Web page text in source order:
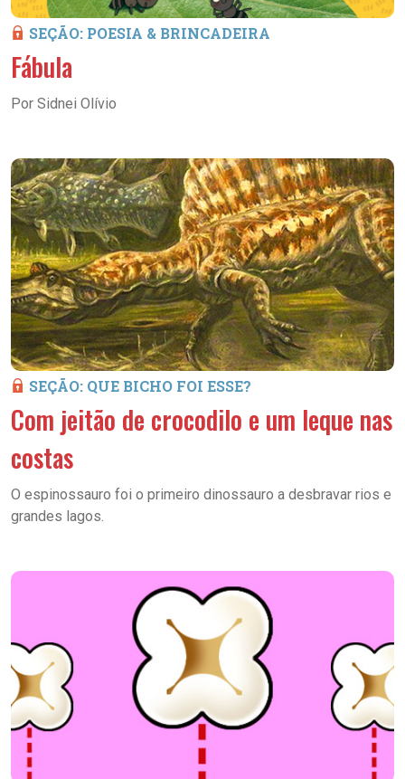
SEÇÃO: POESIA & BRINCADEIRA
Fábula
Por Sidnei Olívio
SEÇÃO: QUE BICHO FOI ESSE?
Com jeitão de crocodilo e um leque nas
costas
O espinossauro foi o primeiro dinossauro a desbravar rios e
grandes lagos.